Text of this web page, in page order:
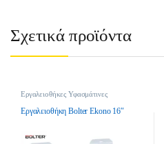
Σχετικά προϊόντα
Εργαλειοθήκες Υφασμάτινες
Εργαλειοθήκη Bolter Ekono 16″